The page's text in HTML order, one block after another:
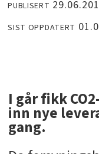
PUBLISERT
SIST OPPDATERT
I går fikk
inn nye
gang.